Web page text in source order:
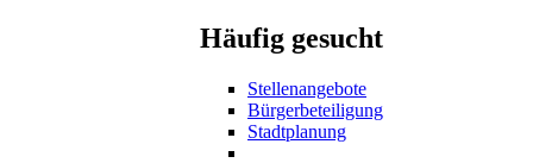
Häufig gesucht
Stellenangebote
Bürgerbeteiligung
Stadtplanung